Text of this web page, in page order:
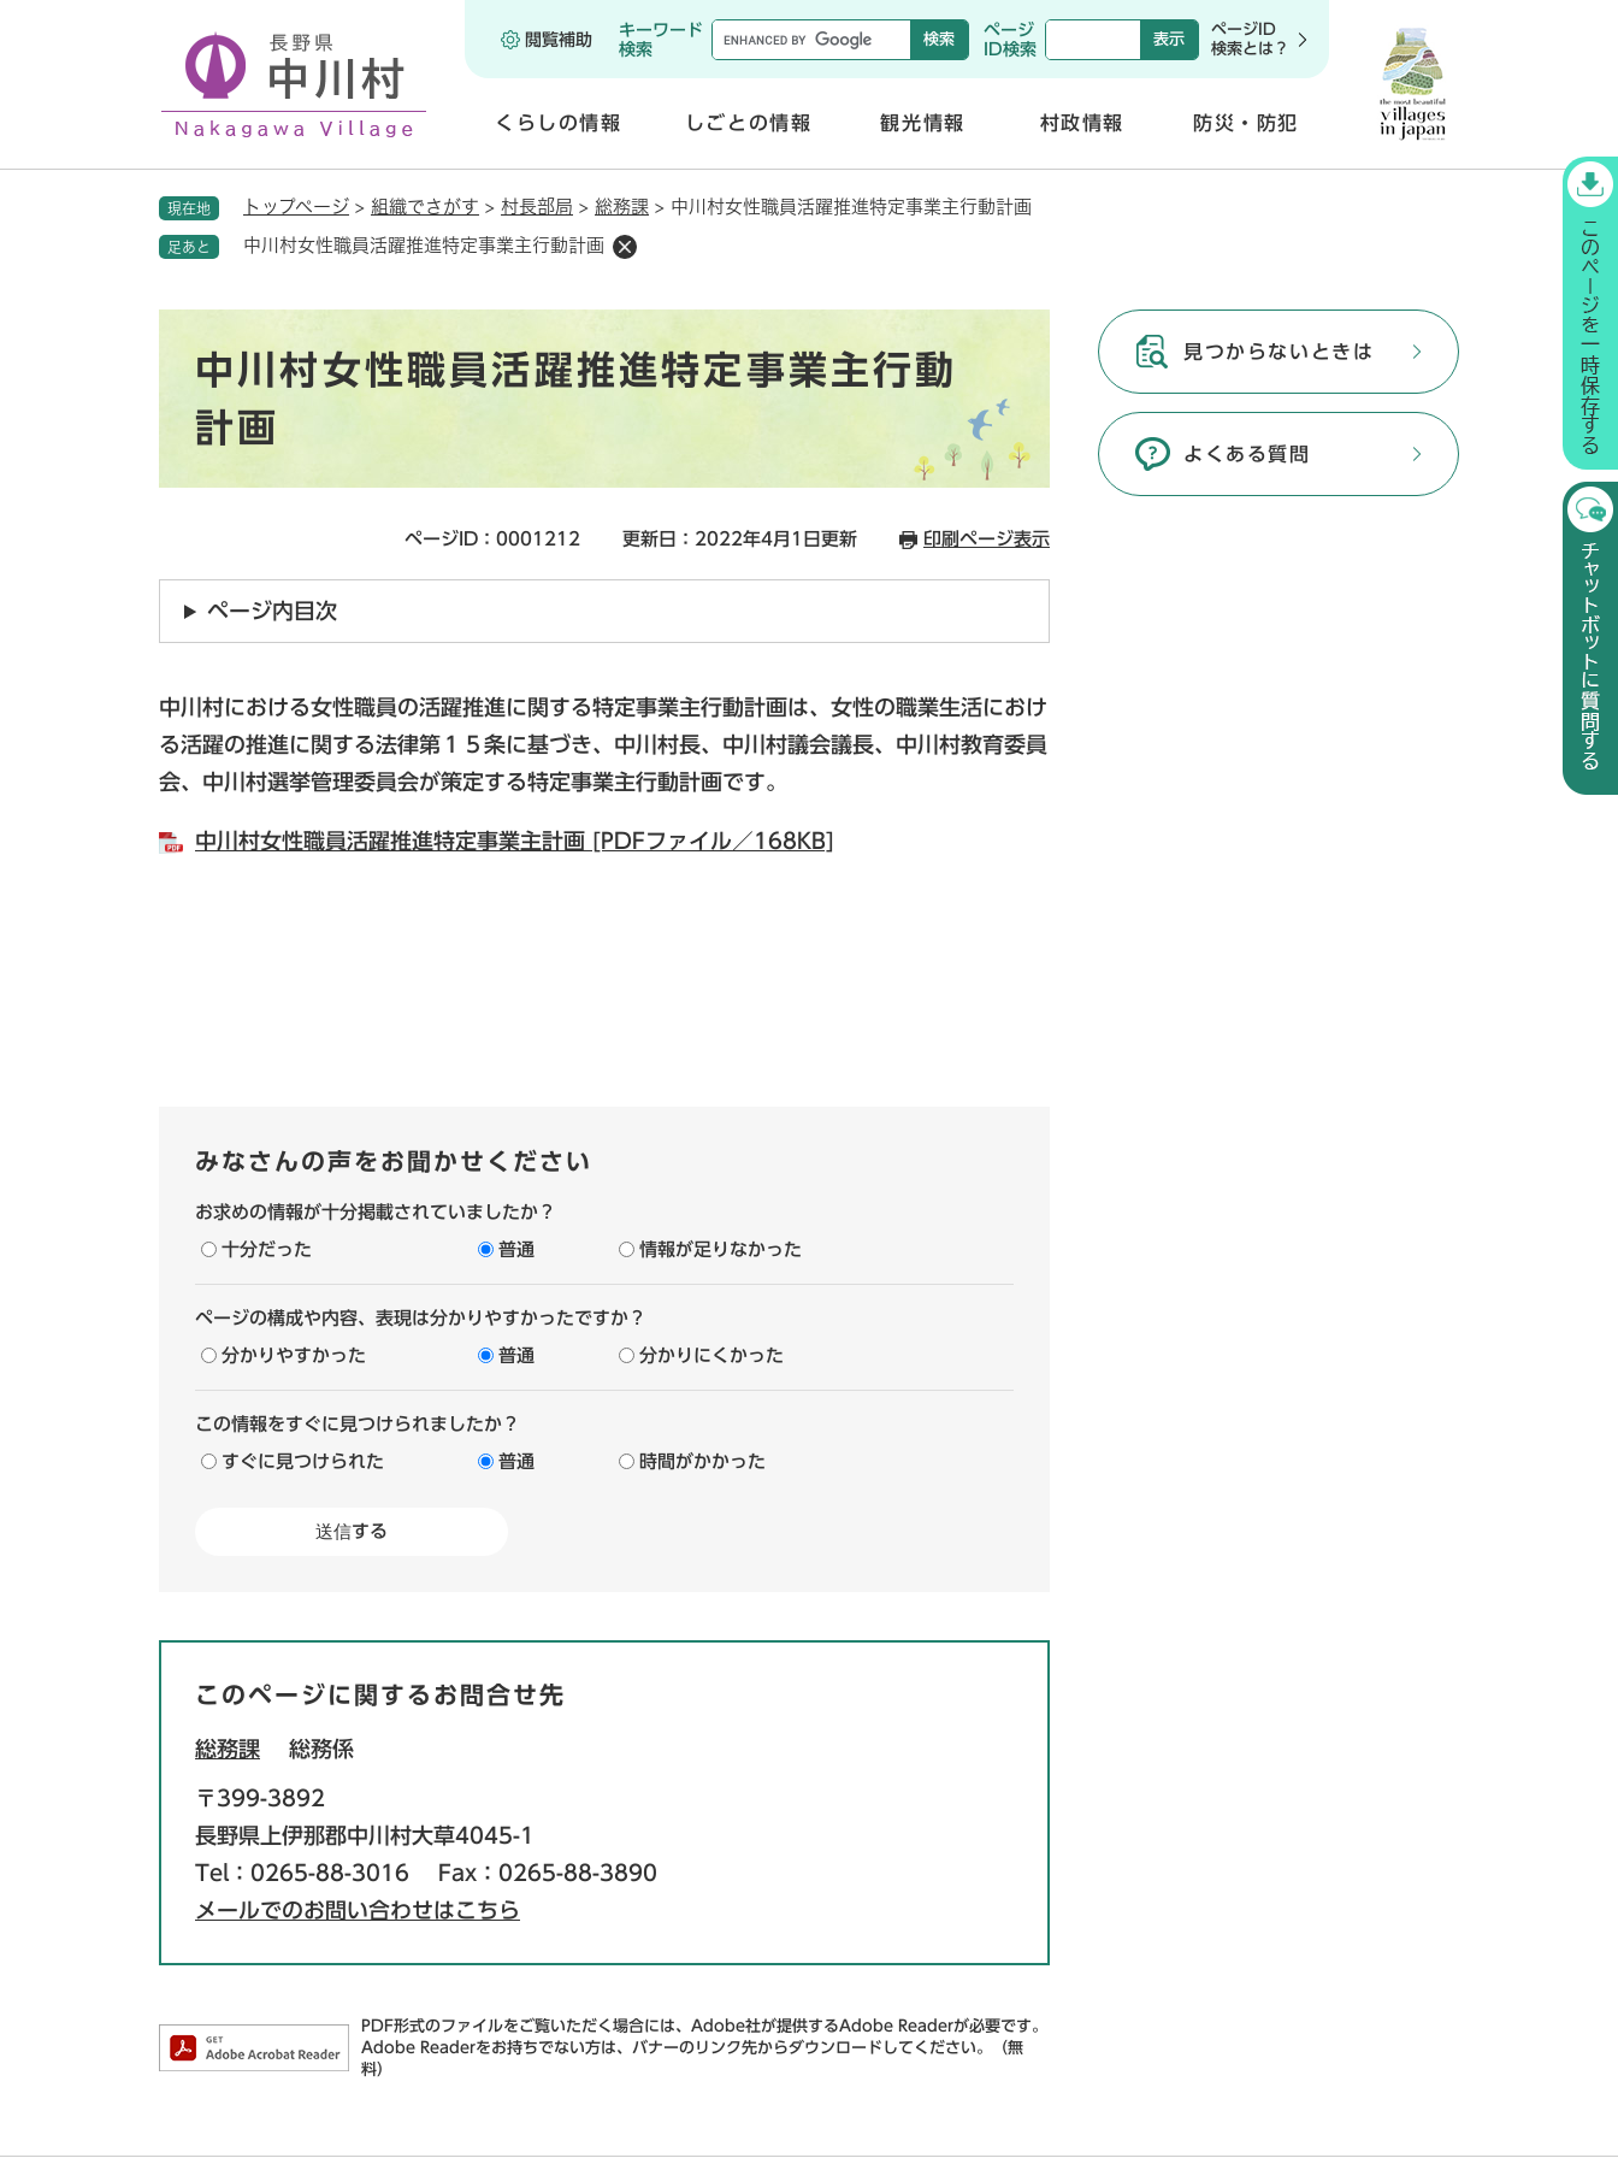
メニューを飛ばして本文へ
閲覧補助
キーワード
検索
ページ
ID検索
ページID
検索とは？
くらしの情報
く
しごとの情報
く
観光情報 村政情報
く
防災・防犯
現在地 トップページ > 組織でさがす > 村長部局 > 総務課 > 中川村女性職員活躍推進特定事業主行動計画
足あと 中川村女性職員活躍推進特定事業主行動計画
中川村女性職員活躍推進特定事業主行動
計画
ページID：0001212 更新日：2022年4月1日更新 印刷ページ表示
ページ内目次
中川村における女性職員の活躍推進に関する特定事業主行動計画は、女性の職業生活におけ
る活躍の推進に関する法律第１５条に基づき、中川村長、中川村議会議長、中川村教育委員
会、中川村選挙管理委員会が策定する特定事業主行動計画です。
中川村女性職員活躍推進特定事業主計画 [PDFファイル／168KB]
みなさんの声をお聞かせください
お求めの情報が十分掲載されていましたか？
十分だった 普通 情報が足りなかった
ページの構成や内容、表現は分かりやすかったですか？
分かりやすかった 普通 分かりにくかった
この情報をすぐに見つけられましたか？
すぐに見つけられた 普通 時間がかかった
このページに関するお問合せ先
総務課 総務係
〒399-3892
長野県上伊那郡中川村大草4045-1
Tel：0265-88-3016
Fax：0265-88-3890
メールでのお問い合わせはこちら
PDF形式のファイルをご覧いただく場合には、Adobe社が提供するAdobe Readerが必要です。
Adobe Readerをお持ちでない方は、バナーのリンク先からダウンロードしてください。（無
料）
見つからないときは
よくある質問